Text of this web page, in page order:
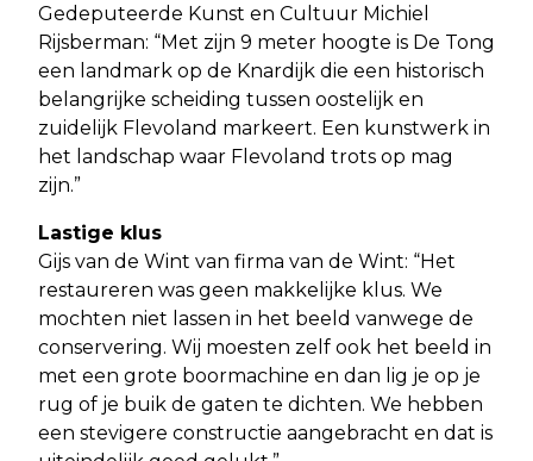
Gedeputeerde Kunst en Cultuur Michiel
Rijsberman: “Met zijn 9 meter hoogte is De Tong
een landmark op de Knardijk die een historisch
belangrijke scheiding tussen oostelijk en
zuidelijk Flevoland markeert. Een kunstwerk in
het landschap waar Flevoland trots op mag
zijn.”
Lastige klus
Gijs van de Wint van firma van de Wint: “Het
restaureren was geen makkelijke klus. We
mochten niet lassen in het beeld vanwege de
conservering. Wij moesten zelf ook het beeld in
met een grote boormachine en dan lig je op je
rug of je buik de gaten te dichten. We hebben
een stevigere constructie aangebracht en dat is